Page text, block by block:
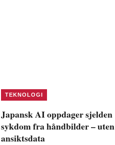
TEKNOLOGI
Japansk AI oppdager sjelden
sykdom fra håndbilder – uten
ansiktsdata